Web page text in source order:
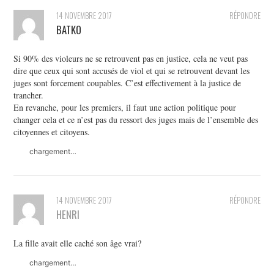
RÉPONDRE
14 NOVEMBRE 2017
BATKO
Si 90% des violeurs ne se retrouvent pas en justice, cela ne veut pas
dire que ceux qui sont accusés de viol et qui se retrouvent devant les
juges sont forcement coupables. C’est effectivement à la justice de
trancher.
En revanche, pour les premiers, il faut une action politique pour
changer cela et ce n’est pas du ressort des juges mais de l’ensemble des
citoyennes et citoyens.
chargement…
RÉPONDRE
14 NOVEMBRE 2017
HENRI
La fille avait elle caché son âge vrai?
chargement…